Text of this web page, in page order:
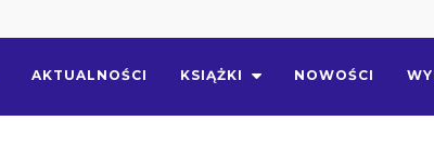
AKTUALNOŚCI KSIĄŻKI NOWOŚCI